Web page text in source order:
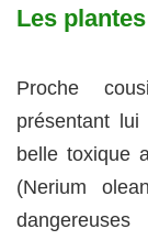
Les
Proche
présentant
belle toxique
(Nerium